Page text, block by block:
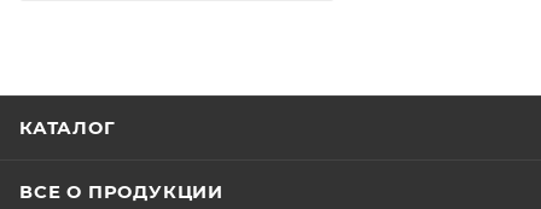
КАТАЛОГ
ВСЕ О ПРОДУКЦИИ